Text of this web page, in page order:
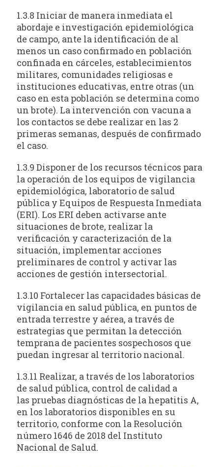
1.3.8 Iniciar de manera inmediata el
abordaje e investigación epidemiológica
de campo, ante la identificación de al
menos un caso confirmado en población
confinada en cárceles, establecimientos
militares, comunidades religiosas e
instituciones educativas, entre otras (un
caso en esta población se determina como
un brote). La intervención con vacuna a
los contactos se debe realizar en las 2
primeras semanas, después de confirmado
el caso.
1.3.9 Disponer de los recursos técnicos para
la operación de los equipos de vigilancia
epidemiológica, laboratorio de salud
pública y Equipos de Respuesta Inmediata
(ERI). Los ERI deben activarse ante
situaciones de brote, realizar la
verificación y caracterización de la
situación, implementar acciones
preliminares de control y activar las
acciones de gestión intersectorial.
1.3.10 Fortalecer las capacidades básicas de
vigilancia en salud pública, en puntos de
entrada terrestre y aérea, a través de
estrategias que permitan la detección
temprana de pacientes sospechosos que
puedan ingresar al territorio nacional.
1.3.11 Realizar, a través de los laboratorios
de salud pública, control de calidad a
las pruebas diagnósticas de la hepatitis A,
en los laboratorios disponibles en su
territorio, conforme con la Resolución
número 1646 de 2018 del Instituto
Nacional de Salud.